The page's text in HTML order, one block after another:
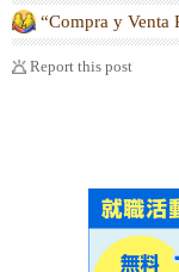
“Compra y Venta
Report this post